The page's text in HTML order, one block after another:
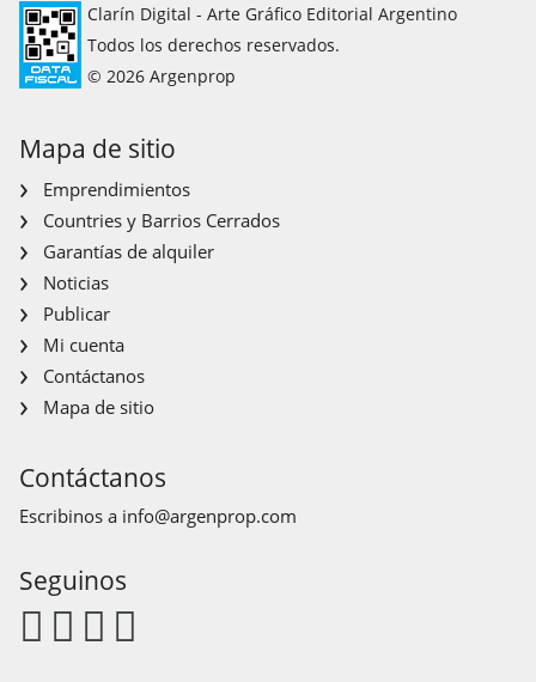
Clarín Digital - Arte Gráfico Editorial Argentino
Todos los derechos reservados.
© 2026 Argenprop
Mapa de sitio
Emprendimientos
Countries y Barrios Cerrados
Garantías de alquiler
Noticias
Publicar
Mi cuenta
Contáctanos
Mapa de sitio
Contáctanos
Escribinos a info@argenprop.com
Seguinos